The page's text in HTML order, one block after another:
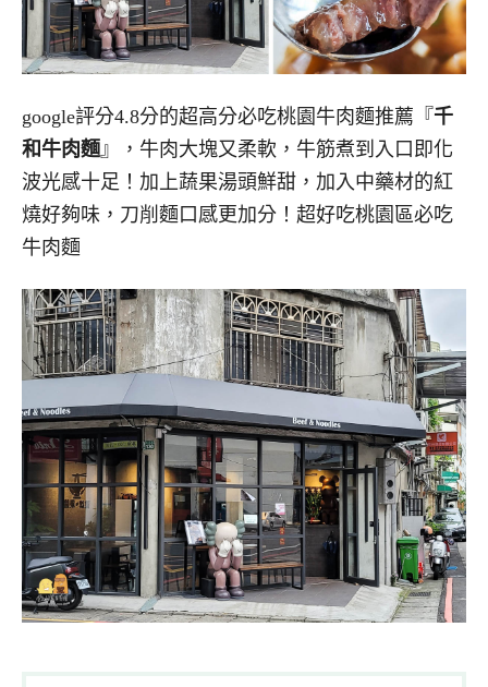
google評分4.8分的超高分必吃桃園牛肉麵推薦『千
和牛肉麵 』，牛肉大塊又柔軟，牛筋煮到入口即化
波光感十足！加上蔬果湯頭鮮甜，加入中藥材的紅
燒好夠味，刀削麵口感更加分！超好吃桃園區必吃
牛肉麵